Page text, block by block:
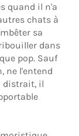
quand il n'a
chats à
sa
dans
pop. Sauf
ne l'entend
distrait, il